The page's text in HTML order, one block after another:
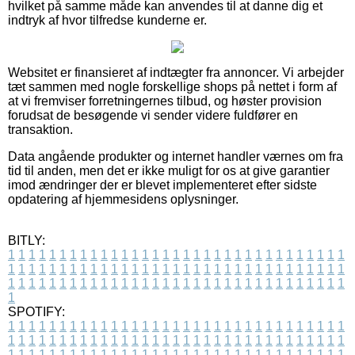
hvilket på samme måde kan anvendes til at danne dig et
indtryk af hvor tilfredse kunderne er.
Websitet er finansieret af indtægter fra annoncer. Vi arbejder
tæt sammen med nogle forskellige shops på nettet i form af
at vi fremviser forretningernes tilbud, og høster provision
forudsat de besøgende vi sender videre fuldfører en
transaktion.
Data angående produkter og internet handler værnes om fra
tid til anden, men det er ikke muligt for os at give garantier
imod ændringer der er blevet implementeret efter sidste
opdatering af hjemmesidens oplysninger.
BITLY:
1 1 1 1 1 1 1 1 1 1 1 1 1 1 1 1 1 1 1 1 1 1 1 1 1 1 1 1 1 1 1 1 1
1 1 1 1 1 1 1 1 1 1 1 1 1 1 1 1 1 1 1 1 1 1 1 1 1 1 1 1 1 1 1 1 1
1 1 1 1 1 1 1 1 1 1 1 1 1 1 1 1 1 1 1 1 1 1 1 1 1 1 1 1 1 1 1 1 1
1
SPOTIFY:
1 1 1 1 1 1 1 1 1 1 1 1 1 1 1 1 1 1 1 1 1 1 1 1 1 1 1 1 1 1 1 1 1
1 1 1 1 1 1 1 1 1 1 1 1 1 1 1 1 1 1 1 1 1 1 1 1 1 1 1 1 1 1 1 1 1